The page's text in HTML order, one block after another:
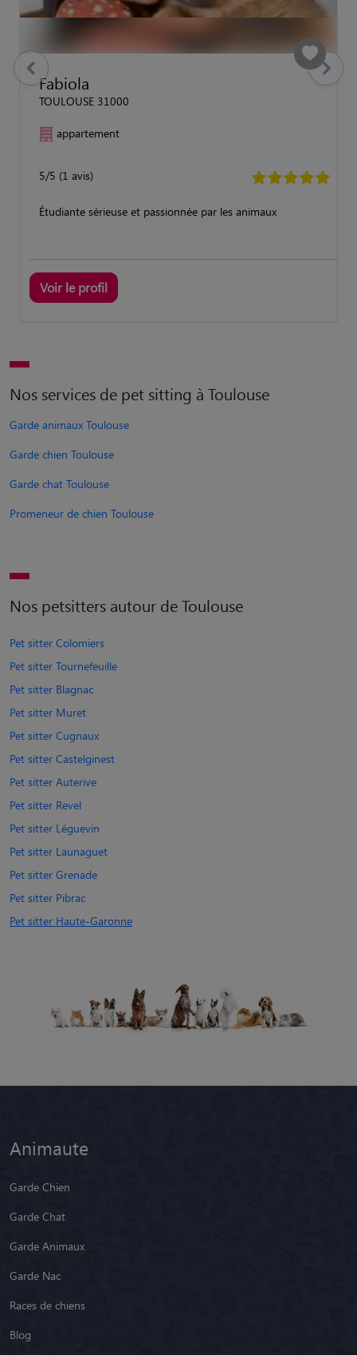
Fabiola
TOULOUSE 31000
appartement
5/5 (1 avis)
Étudiante sérieuse et passionnée par les animaux
Voir le profil
previous Suivant
Nos services de pet sitting à Toulouse
Garde animaux Toulouse
Garde chien Toulouse
Garde chat Toulouse
Promeneur de chien Toulouse
Nos petsitters autour de Toulouse
Pet sitter Colomiers
Pet sitter Tournefeuille
Pet sitter Blagnac
Pet sitter Muret
Pet sitter Cugnaux
Pet sitter Castelginest
Pet sitter Auterive
Pet sitter Revel
Pet sitter Léguevin
Pet sitter Launaguet
Pet sitter Grenade
Pet sitter Pibrac
Pet sitter Haute-Garonne
Animaute
Garde Chien
Garde Chat
Garde Animaux
Garde Nac
Races de chiens
Blog